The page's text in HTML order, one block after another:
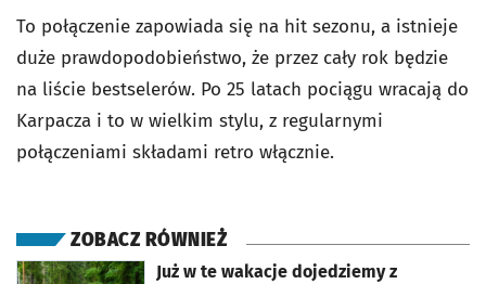
To połączenie zapowiada się na hit sezonu, a istnieje
duże prawdopodobieństwo, że przez cały rok będzie
na liście bestselerów. Po 25 latach pociągu wracają do
Karpacza i to w wielkim stylu, z regularnymi
połączeniami składami retro włącznie.
ZOBACZ RÓWNIEŻ
Już w te wakacje dojedziemy z
otworzy się w nowej karcie